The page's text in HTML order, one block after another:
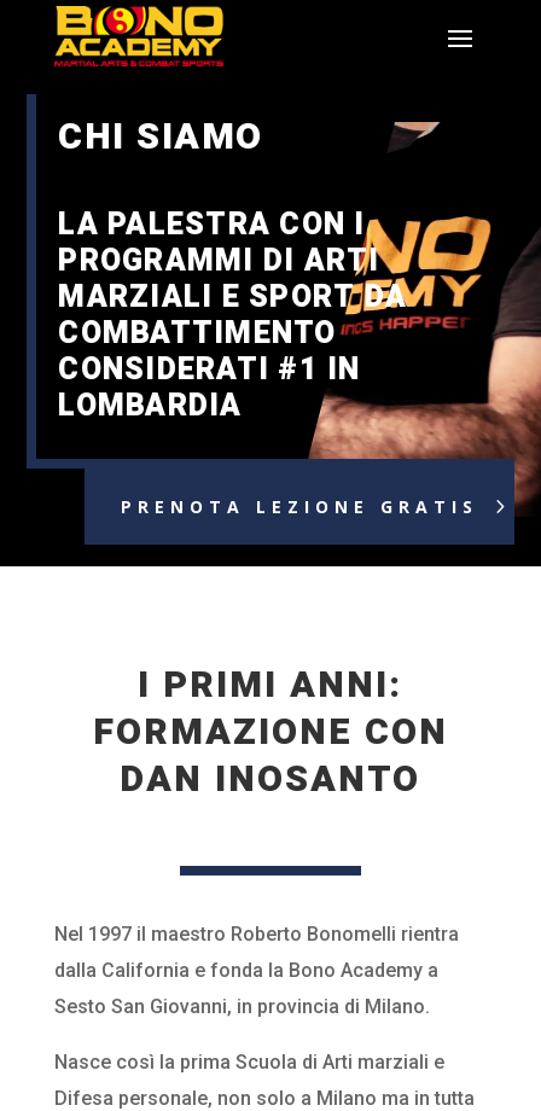
CHI SIAMO
LA PALESTRA CON I
PROGRAMMI DI ARTI
MARZIALI E SPORT DA
COMBATTIMENTO
CONSIDERATI #1 IN
LOMBARDIA
PRENOTA LEZIONE GRATIS
I PRIMI ANNI:
FORMAZIONE CON
DAN INOSANTO
Nel 1997 il maestro Roberto Bonomelli rientra
dalla California e fonda la Bono Academy a
Sesto San Giovanni, in provincia di Milano.
Nasce così la prima Scuola di Arti marziali e
Difesa personale, non solo a Milano ma in tutta